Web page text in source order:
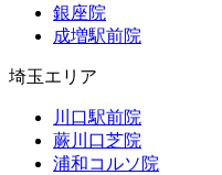
銀座院
成増駅前院
埼玉エリア
川口駅前院
蕨川口芝院
浦和コルソ院